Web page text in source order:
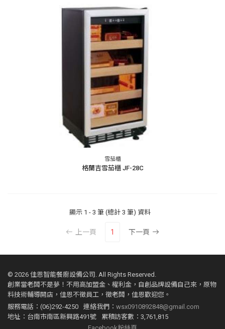
雪茄櫃
格蘭吉雪茄櫃 JF-28C
顯示 1 - 3 筆 (總計 3 筆) 資料
上一頁 1 下一頁
© 2026 佳恩智能餐廚設備公司. All Rights Reserved.
創業當老闆不是夢！不用高加盟金、權利金，自創品牌設備自己來，原物
料技術輔導開店，佳恩不徵員工，徵老闆，佳恩歡迎您。
服務電話：(06)292-4250
連絡我們： wsx0910892848@gmail.com
地址：台南市南區新興路491號
累積訪客數：3,761,815